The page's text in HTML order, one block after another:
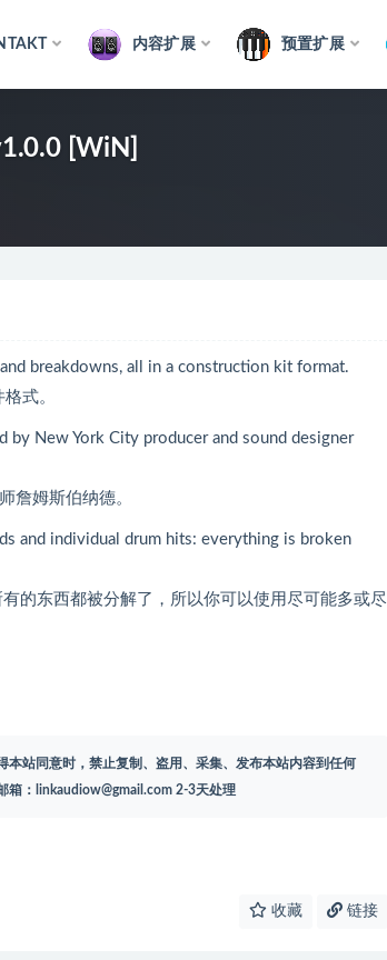
内容扩展 预置扩展
[WiN]
breakdowns, all in a construction kit format.
式。
by New York City producer and sound designer
詹姆斯伯纳德。
and individual drum hits: everything is broken
的东西都被分解了，所以你可以使用尽可能多或尽
站同意时，禁止复制、盗用、采集、发布本站内容到任何
箱： linkaudiow@gmail.com 2-3天处理
收藏 链接